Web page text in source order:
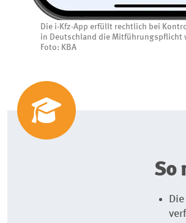
Die i-Kfz-App erfüllt rechtlich bei
in Deutschland die Mitführungspflicht
Foto: KBA
So